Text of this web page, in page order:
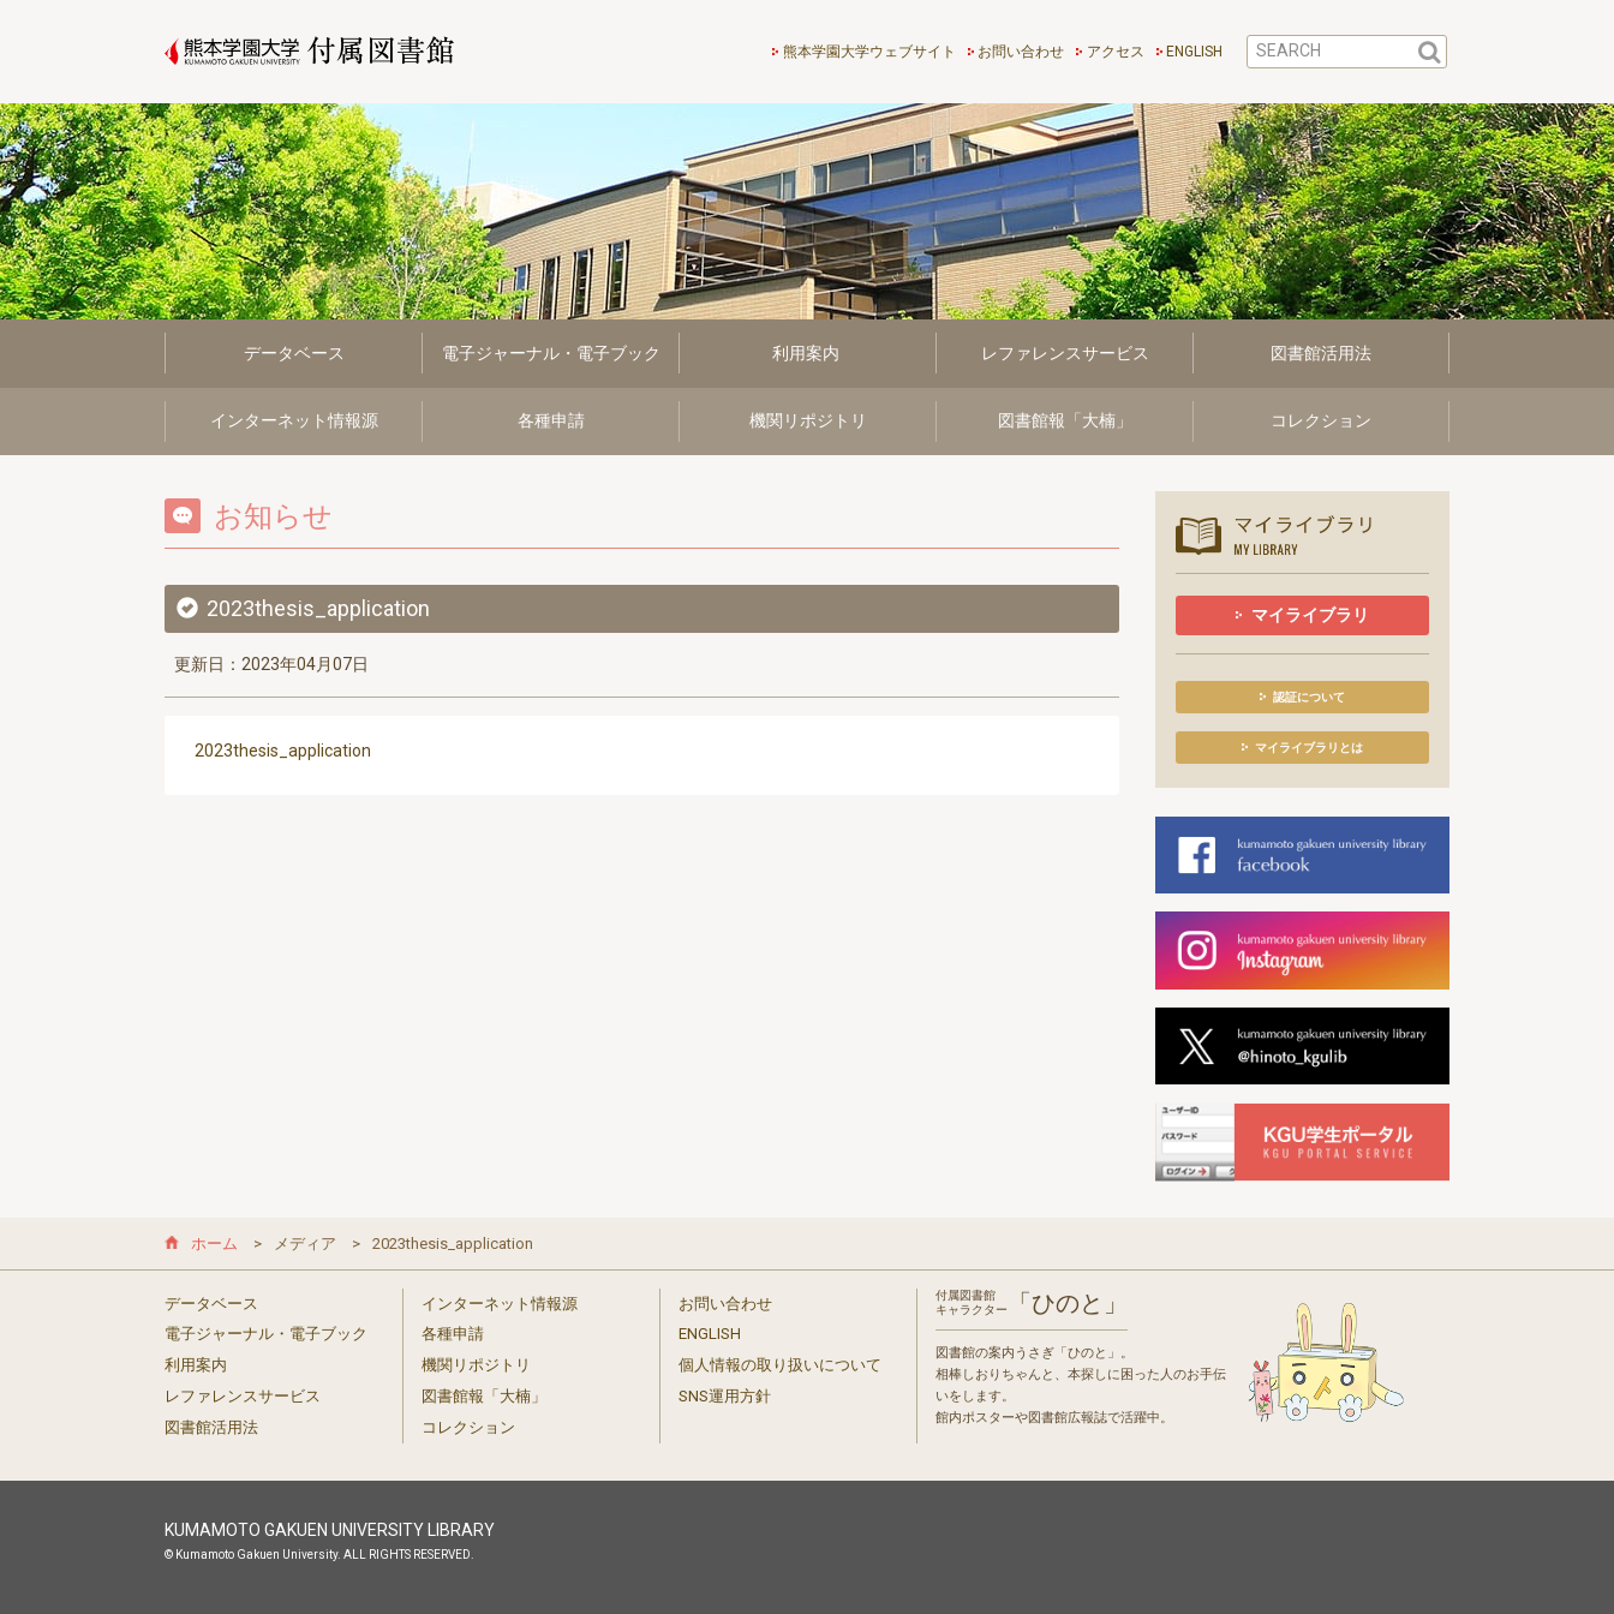
熊本学園大学付属図書館
熊本学園大学ウェブサイト お問い合わせ アクセス ENGLISH
データベース 電子ジャーナル・電子ブック 利用案内 レファレンスサービス 図書館活用法
インターネット情報源 各種申請 機関リポジトリ 図書館報「大楠」 コレクション
お知らせ
2023thesis_application
更新日：2023年04月07日
2023thesis_application
マイライブラリ
認証について
マイライブラリとは
ホーム メディア 2023thesis_application
データベース
電子ジャーナル・電子ブック
利用案内
レファレンスサービス
図書館活用法
インターネット情報源
各種申請
機関リポジトリ
図書館報「大楠」
コレクション
お問い合わせ
ENGLISH
個人情報の取り扱いについて
SNS運用方針
付属図書館
キャラクター
「ひのと」
図書館の案内うさぎ「ひのと」。
相棒しおりちゃんと、本探しに困った人のお手伝
いをします。
館内ポスターや図書館広報誌で活躍中。
KUMAMOTO GAKUEN UNIVERSITY LIBRARY
© Kumamoto Gakuen University. ALL RIGHTS RESERVED.